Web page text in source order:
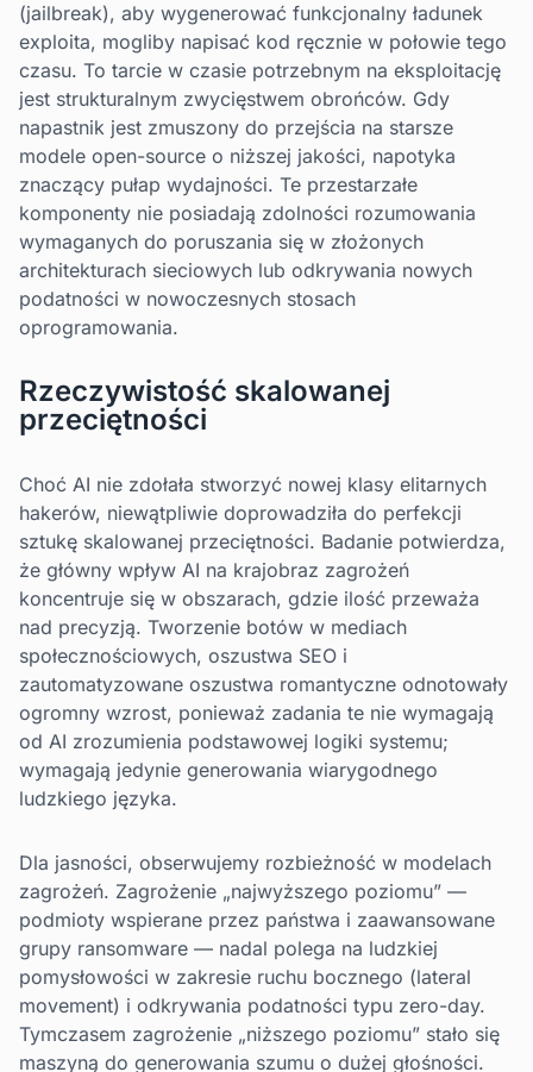
(jailbreak), aby wygenerować funkcjonalny ładunek
exploita, mogliby napisać kod ręcznie w połowie tego
czasu. To tarcie w czasie potrzebnym na eksploitację
jest strukturalnym zwycięstwem obrońców. Gdy
napastnik jest zmuszony do przejścia na starsze
modele open-source o niższej jakości, napotyka
znaczący pułap wydajności. Te przestarzałe
komponenty nie posiadają zdolności rozumowania
wymaganych do poruszania się w złożonych
architekturach sieciowych lub odkrywania nowych
podatności w nowoczesnych stosach
oprogramowania.
Rzeczywistość skalowanej
przeciętności
Choć AI nie zdołała stworzyć nowej klasy elitarnych
hakerów, niewątpliwie doprowadziła do perfekcji
sztukę skalowanej przeciętności. Badanie potwierdza,
że główny wpływ AI na krajobraz zagrożeń
koncentruje się w obszarach, gdzie ilość przeważa
nad precyzją. Tworzenie botów w mediach
społecznościowych, oszustwa SEO i
zautomatyzowane oszustwa romantyczne odnotowały
ogromny wzrost, ponieważ zadania te nie wymagają
od AI zrozumienia podstawowej logiki systemu;
wymagają jedynie generowania wiarygodnego
ludzkiego języka.
Dla jasności, obserwujemy rozbieżność w modelach
zagrożeń. Zagrożenie „najwyższego poziomu” —
podmioty wspierane przez państwa i zaawansowane
grupy ransomware — nadal polega na ludzkiej
pomysłowości w zakresie ruchu bocznego (lateral
movement) i odkrywania podatności typu zero-day.
Tymczasem zagrożenie „niższego poziomu” stało się
maszyną do generowania szumu o dużej głośności.